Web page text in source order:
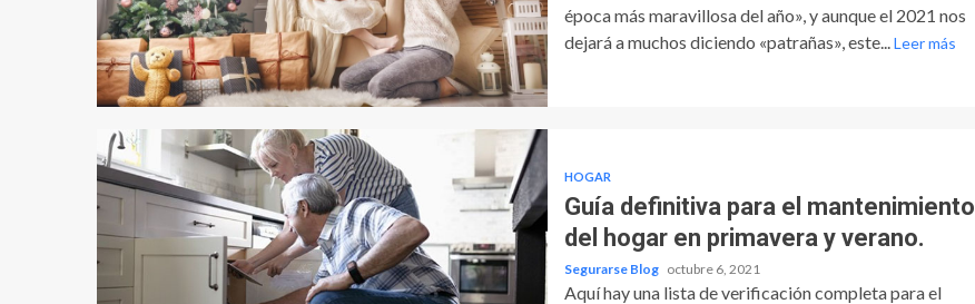
época más maravillosa del año», y aunque el 2021 nos
dejará a muchos diciendo «patrañas», este... Leer más
HOGAR
Guía definitiva para el mantenimiento
del hogar en primavera y verano.
Segurarse Blog octubre 6, 2021
Aquí hay una lista de verificación completa para el